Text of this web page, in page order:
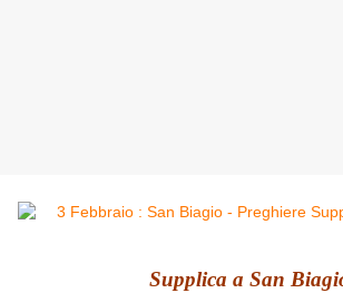
Supplica a San